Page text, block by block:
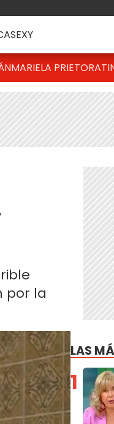
SEXY
MARIELA PRIETO
por la
LAS
1